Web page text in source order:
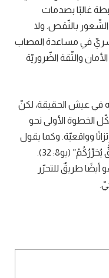
غالبًا بصدمات
الشّعور بالنّقص. ولا
في مساعدة المصاب
والثّقة الضّروريّة
في عيش الحقيقة، لكنّ
الخطوة الأولى نحو
وواقعيّة. وكما يقول
الكتاب المقدّس: “وَتَعْرِفونَ الحَقَّ، والحَقُّ يُحَرِّرُكُمْ” (يو8: 32).
أيضًا طريقٌ للتحرّر